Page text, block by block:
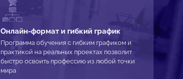
Онлайн-формат и гибкий график
Программа обучения с гибким графиком и
практикой на реальных проектах позволит
быстро освоить профессию из любой точки
мира